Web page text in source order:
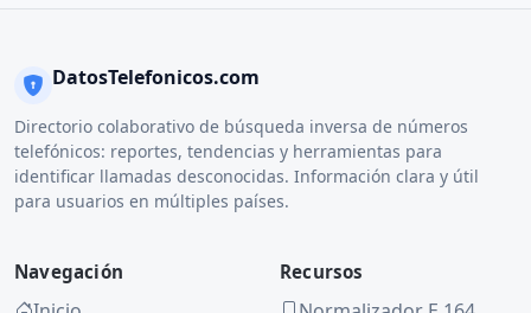
DatosTelefonicos.com
Directorio colaborativo de búsqueda inversa de números
telefónicos: reportes, tendencias y herramientas para
identificar llamadas desconocidas. Información clara y útil
para usuarios en múltiples países.
Navegación Recursos